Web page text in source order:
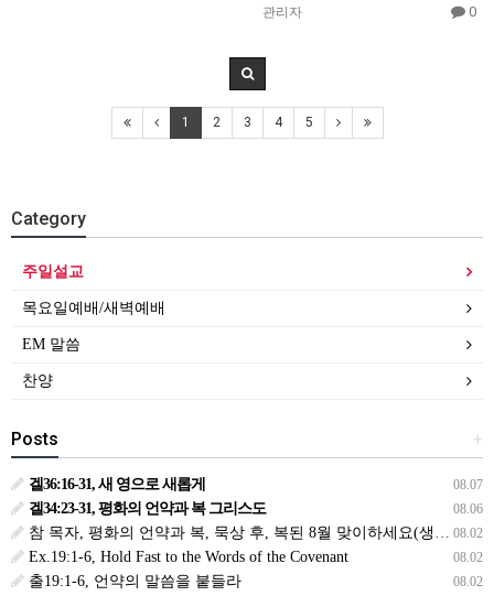
관리자 0
1 2 3 4 5
Category
주일설교
목요일예배/새벽예배
EM 말씀
찬양
+
Posts
08.07
겔36:16-31, 새 영으로 새롭게
08.06
겔34:23-31, 평화의 언약과 복 그리스도
08.02
참 목자, 평화의 언약과 복, 묵상 후, 복된 8월 맞이하세요(생삶,3,월) *예수생명 내생명 우리생명!
08.02
Ex.19:1-6, Hold Fast to the Words of the Covenant
08.02
출19:1-6, 언약의 말씀을 붙들라